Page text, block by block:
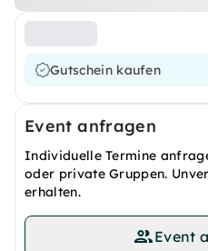
Gutschein kaufen
Event anfragen
Individuelle Termine
oder private Gruppen.
erhalten.
Event